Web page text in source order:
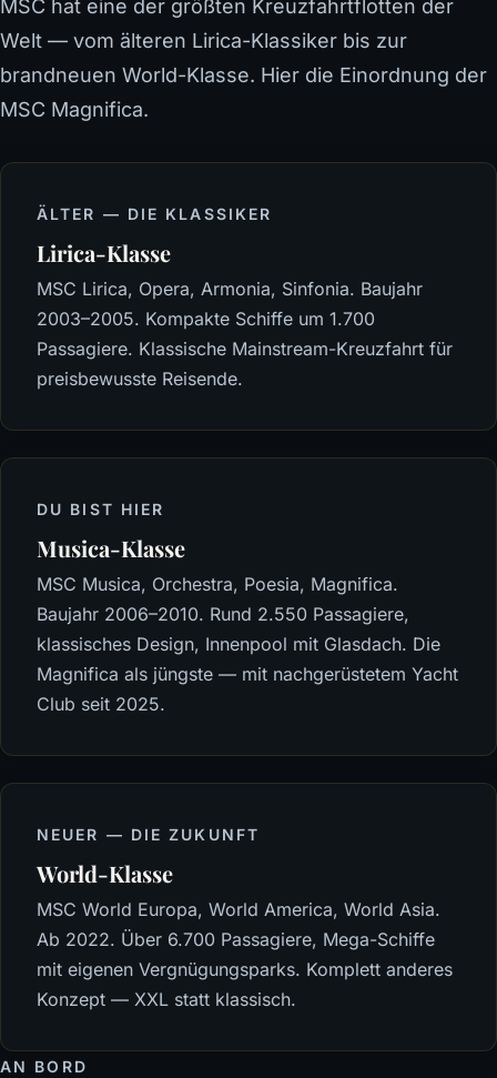
MSC hat eine der größten Kreuzfahrtflotten der
Welt — vom älteren Lirica-Klassiker bis zur
brandneuen World-Klasse. Hier die Einordnung der
MSC Magnifica.
ÄLTER — DIE KLASSIKER
Lirica-Klasse
MSC Lirica, Opera, Armonia, Sinfonia. Baujahr
2003–2005. Kompakte Schiffe um 1.700
Passagiere. Klassische Mainstream-Kreuzfahrt für
preisbewusste Reisende.
DU BIST HIER
Musica-Klasse
MSC Musica, Orchestra, Poesia, Magnifica.
Baujahr 2006–2010. Rund 2.550 Passagiere,
klassisches Design, Innenpool mit Glasdach. Die
Magnifica als jüngste — mit nachgerüstetem Yacht
Club seit 2025.
NEUER — DIE ZUKUNFT
World-Klasse
MSC World Europa, World America, World Asia.
Ab 2022. Über 6.700 Passagiere, Mega-Schiffe
mit eigenen Vergnügungsparks. Komplett anderes
Konzept — XXL statt klassisch.
AN BORD